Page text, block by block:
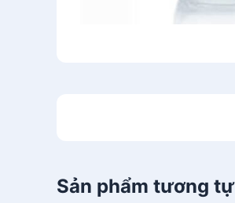
Sản phẩm tương tự